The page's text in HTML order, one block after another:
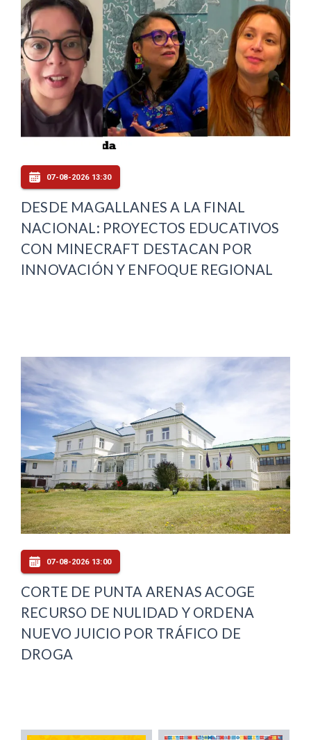
07-08-2026 13:30
DESDE MAGALLANES A LA FINAL
NACIONAL: PROYECTOS EDUCATIVOS
CON MINECRAFT DESTACAN POR
INNOVACIÓN Y ENFOQUE REGIONAL
07-08-2026 13:00
CORTE DE PUNTA ARENAS ACOGE
RECURSO DE NULIDAD Y ORDENA
NUEVO JUICIO POR TRÁFICO DE
DROGA